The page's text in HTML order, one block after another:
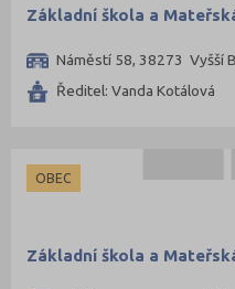
Základní škola a
Náměstí 58, 38273 Vyšší
Ředitel: Vanda Kotálová
OBEC
Základní škola a